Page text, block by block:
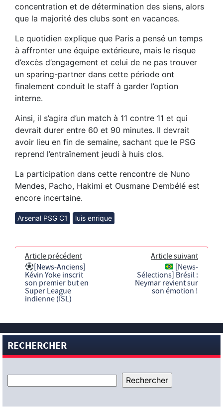
concentration et de détermination des siens, alors
que la majorité des clubs sont en vacances.
Le quotidien explique que Paris a pensé un temps
à affronter une équipe extérieure, mais le risque
d’excès d’engagement et celui de ne pas trouver
un sparing-partner dans cette période ont
finalement conduit le staff à garder l’option
interne.
Ainsi, il s’agira d’un match à 11 contre 11 et qui
devrait durer entre 60 et 90 minutes. Il devrait
avoir lieu en fin de semaine, sachant que le PSG
reprend l’entraînement jeudi à huis clos.
La participation dans cette rencontre de Nuno
Mendes, Pacho, Hakimi et Ousmane Dembélé est
encore incertaine.
Arsenal PSG C1 luis enrique
Article précédent
[News-Anciens]
Kévin Yoke inscrit
son premier but en
Super League
indienne (ISL)
Article suivant
[News-
Sélections] Brésil :
Neymar revient sur
son émotion !
RECHERCHER